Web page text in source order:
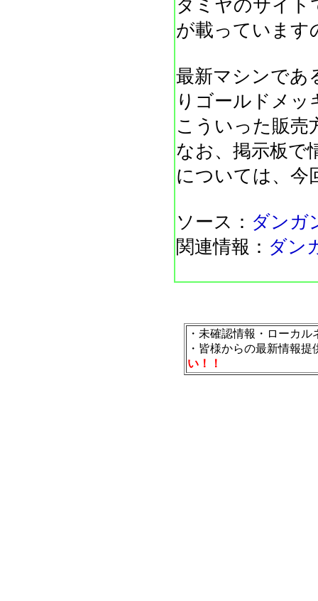
タミヤのサイト
が載っています
最新マシンであ
りゴールドメッ
こういった販売
なお、掲示板で
については、今
ソース： ダンガ
関連情報： ダン
・未確認情報・ローカル
・皆様からの最新情報
い！！